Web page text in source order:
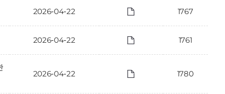
2026-04-22 1767
2026-04-22 1761
2026-04-22 1780